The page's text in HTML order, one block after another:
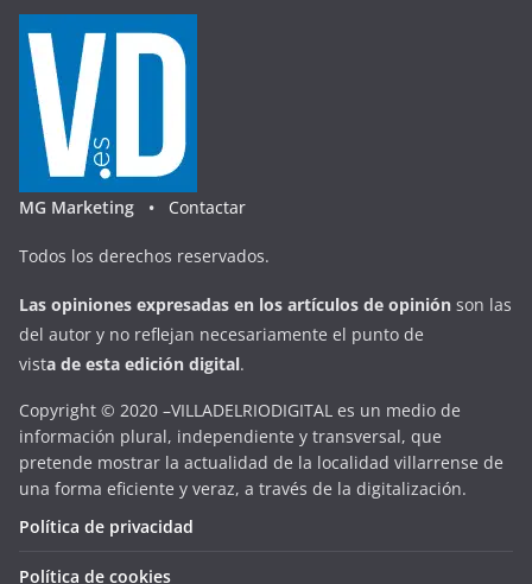
MG Marketing • Contactar
Todos los derechos reservados.
Las opiniones expresadas en los artículos de opinión son las
del autor y no reflejan necesariamente el punto de
vista de esta edición digital.
Copyright © 2020 –VILLADELRIODIGITAL es un medio de
información plural, independiente y transversal, que
pretende mostrar la actualidad de la localidad villarrense de
una forma eficiente y veraz, a través de la digitalización.
Política de privacidad
Política de cookies